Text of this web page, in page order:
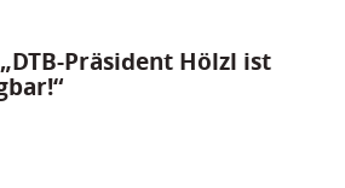
Präsident Hölzl ist